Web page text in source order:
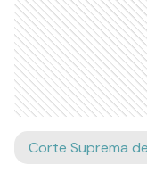
Corte Suprema